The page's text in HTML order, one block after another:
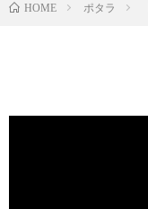
HOME ポタラ